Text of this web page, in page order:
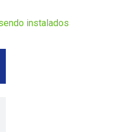
instalados